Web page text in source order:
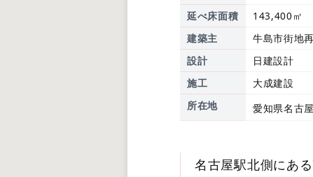
延べ床面積
143,400㎡
建築主
牛島市街地
設計
日建設計
施工
大成建設
所在地
愛知県名古
名古屋駅北側にあ